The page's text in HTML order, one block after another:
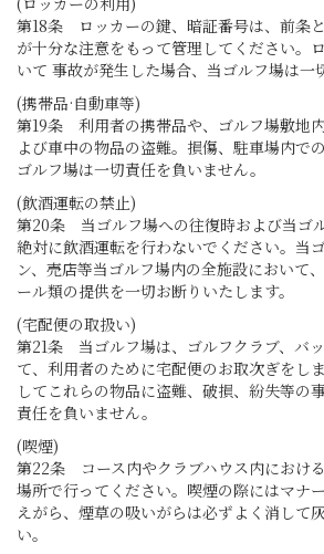
第18条 ロッカーの鍵、暗証番号は、前条
が十分な注意をもって管理してください。
いて 事故が発生した場合、当ゴルフ場は一
(携帯品·自動車等)
第19条 利用者の携帯品や、ゴルフ場敷地
よび車中の物品の盗難。損傷、駐車場内で
ゴルフ場は一切責任を負いません。
(飲酒運転の禁止)
第20条 当ゴルフ場への往復時および当ゴル
絶対に飲酒運転を行わないでください。当
ン、売店等当ゴルフ場内の全施設において
ール類の提供を一切お断りいたします。
(宅配便の取扱い)
第21条 当ゴルフ場は、ゴルフクラブ、バ
て、利用者のために宅配便のお取次ぎをし
してこれらの物品に盗難、破損、紛失等の
責任を負いません。
(喫煙)
第22条 コース内やクラブハウス内におけ
場所で行ってください。喫煙の際にはマナ
えがら、煙草の吸いがらは必ずよく消して
い。